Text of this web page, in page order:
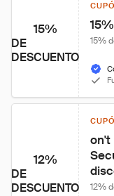
15%
DE
DESCUENTO
15%
12%
DE
DESCUENTO
on't
12%